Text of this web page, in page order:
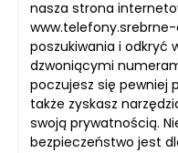
nasza strona
poszukiwania i odkryć
dzwoniącymi
poczujesz się pewniej
także zyskasz
swoją prywatnością.
bezpieczeństwo jest